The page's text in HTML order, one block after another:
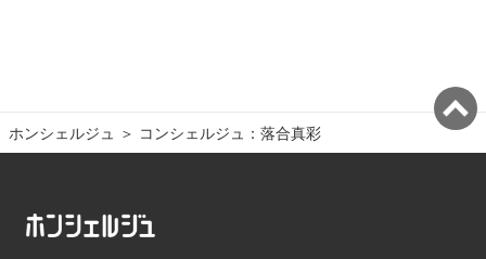
ホンシェルジュ ＞ コンシェルジュ：落合真彩